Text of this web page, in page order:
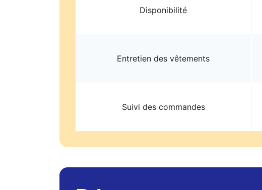
Disponibilité
Entretien des vêtements
Suivi des commandes